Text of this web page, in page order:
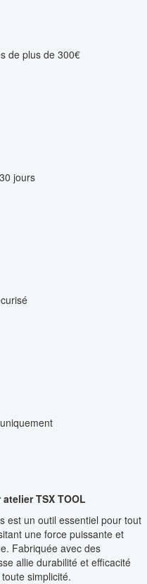
de plus de 300€
jours
TSX TOOL
est un outil essentiel pour tout
une force puissante et
Fabriquée avec des
allie durabilité et efficacité
simplicité.